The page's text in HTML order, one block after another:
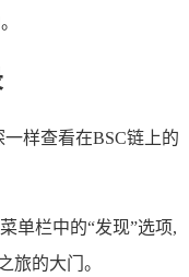
样查看在BSC链上的
单栏中的“发现”选项,
旅的大门。